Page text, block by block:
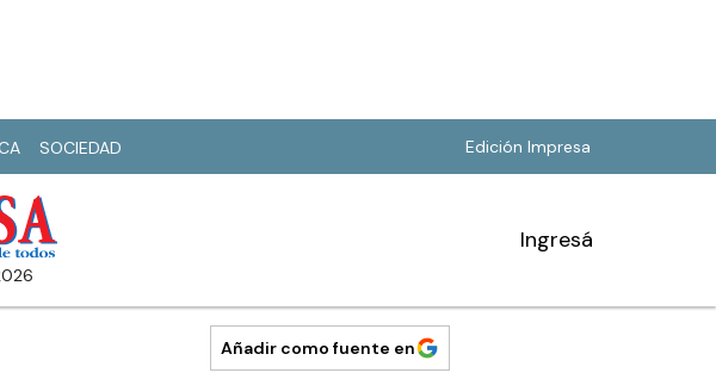
SOCIEDAD Edición Impresa
Ingresá
Añadir como fuente en